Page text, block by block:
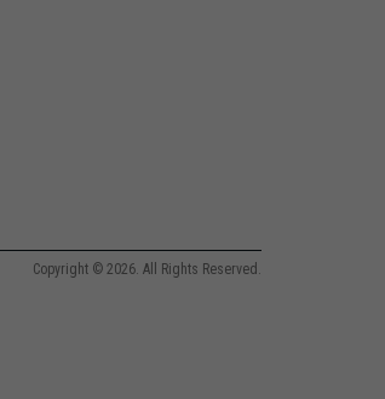
Copyright © 2026. All Rights Reserved.